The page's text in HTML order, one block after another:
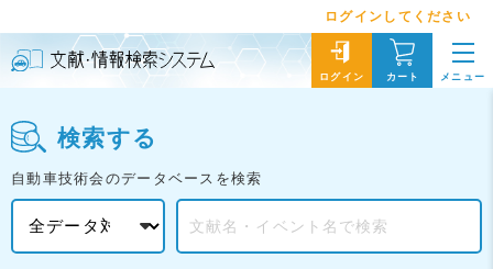
ログインしてください
ログイン カート メニュー
検索する
自動車技術会のデータベースを検索